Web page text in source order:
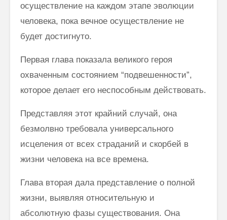
осуществление на каждом этапе эволюции
человека, пока вечное осуще­ствление не
будет достигнуто.
Первая глава показала великого героя
охваченным состоянием “подвешенности”,
которое делает его неспособным действовать.
Представляя этот крайний случай, она
безмолвно требовала универ­сального
исцеления от всех страданий и скорбей в
жизни человека на все времена.
Глава вторая дала представление о полной
жизни, выявляя относи­тельную и
абсолютную фазы существования. Она